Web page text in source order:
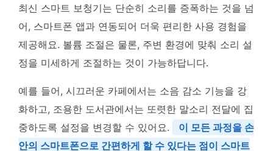
최신 스마트 보청기는 단순히 소리를 증폭하는 것을 넘
어, 스마트폰 앱과 연동되어 더욱 편리한 사용 경험을
제공해요. 볼륨 조절은 물론, 주변 환경에 맞춰 소리 설
정을 미세하게 조절하는 것이 가능하답니다.
예를 들어, 시끄러운 카페에서는 소음 감소 기능을 강
화하고, 조용한 도서관에서는 또렷한 말소리 전달에 집
중하도록 설정을 변경할 수 있어요.
이 모든 과정을 손
안의 스마트폰으로 간편하게 할 수 있다는 점이 스마트